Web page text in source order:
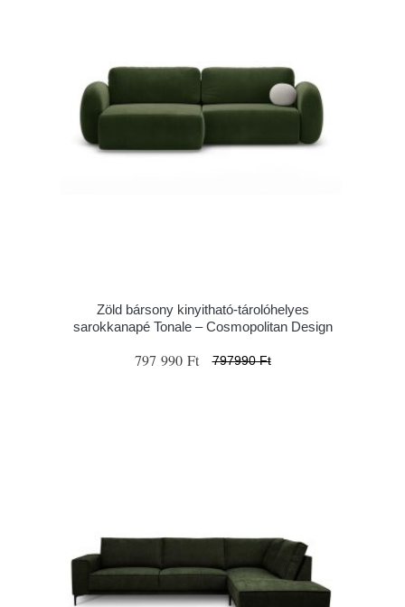
Zöld bársony kinyitható-tárolóhelyes
sarokkanapé Tonale – Cosmopolitan Design
797 990 Ft 797990 Ft